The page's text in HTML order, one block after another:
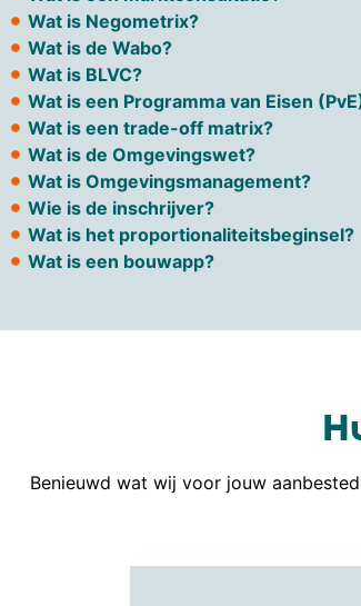
Wat is Negometrix?
Wat is de Wabo?
Wat is BLVC?
Wat is een Programma van Eisen
Wat is een trade-off matrix?
Wat is de Omgevingswet?
Wat is Omgevingsmanagement?
Wie is de inschrijver?
Wat is het proportionaliteitsbeginsel?
Wat is een bouwapp?
Benieuwd wat wij voor jouw